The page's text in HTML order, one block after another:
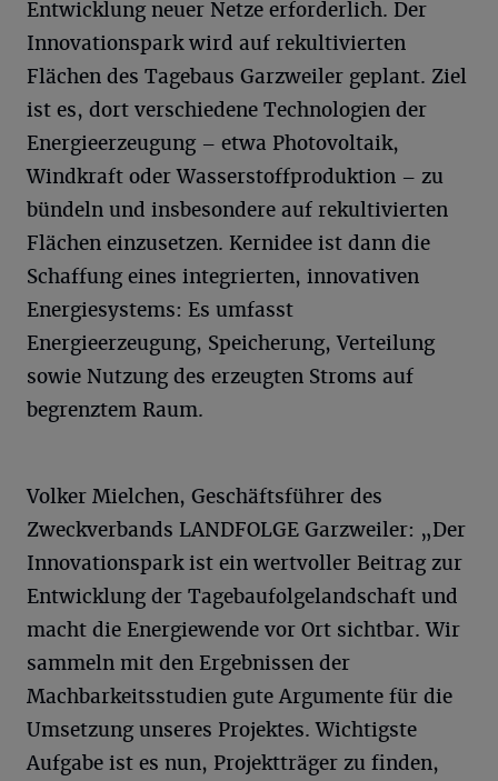
Entwicklung neuer Netze erforderlich. Der
Innovationspark wird auf rekultivierten
Flächen des Tagebaus Garzweiler geplant. Ziel
ist es, dort verschiedene Technologien der
Energieerzeugung – etwa Photovoltaik,
Windkraft oder Wasserstoffproduktion – zu
bündeln und insbesondere auf rekultivierten
Flächen einzusetzen. Kernidee ist dann die
Schaffung eines integrierten, innovativen
Energiesystems: Es umfasst
Energieerzeugung, Speicherung, Verteilung
sowie Nutzung des erzeugten Stroms auf
begrenztem Raum.
Volker Mielchen, Geschäftsführer des
Zweckverbands LANDFOLGE Garzweiler: „Der
Innovationspark ist ein wertvoller Beitrag zur
Entwicklung der Tagebaufolgelandschaft und
macht die Energiewende vor Ort sichtbar. Wir
sammeln mit den Ergebnissen der
Machbarkeitsstudien gute Argumente für die
Umsetzung unseres Projektes. Wichtigste
Aufgabe ist es nun, Projektträger zu finden,